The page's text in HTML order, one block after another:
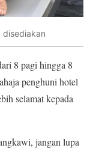
disediakan
8 pagi hingga 8
penghuni hotel
selamat kepada
jangan lupa